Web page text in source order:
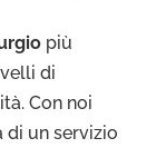
più
di
Con noi
di un servizio